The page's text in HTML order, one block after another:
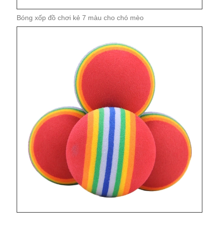
Bóng xốp đồ chơi kẻ 7 màu cho chó mèo